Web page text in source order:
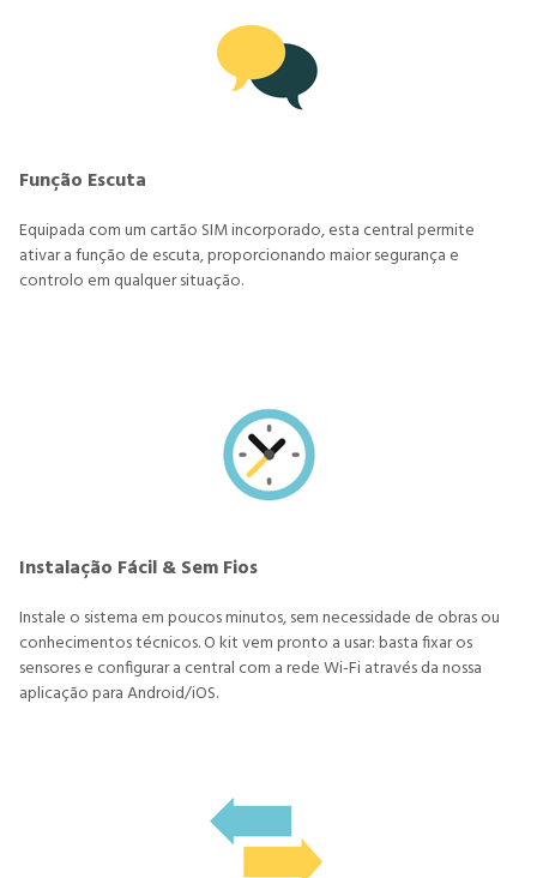
Função Escuta
Equipada com um cartão SIM incorporado, esta central permite
ativar a função de escuta, proporcionando maior segurança e
controlo em qualquer situação.
Instalação Fácil & Sem Fios
Instale o sistema em poucos minutos, sem necessidade de obras ou
conhecimentos técnicos. O kit vem pronto a usar: basta fixar os
sensores e configurar a central com a rede Wi-Fi através da nossa
aplicação para Android/iOS.